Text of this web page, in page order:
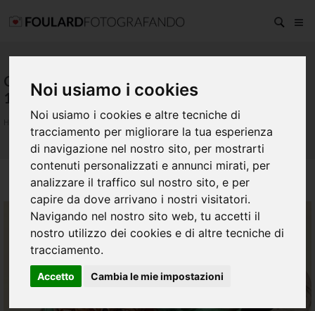
Noi usiamo i cookies
Noi usiamo i cookies e altre tecniche di
tracciamento per migliorare la tua esperienza
di navigazione nel nostro sito, per mostrarti
contenuti personalizzati e annunci mirati, per
analizzare il traffico sul nostro sito, e per
capire da dove arrivano i nostri visitatori.
Navigando nel nostro sito web, tu accetti il
nostro utilizzo dei cookies e di altre tecniche di
tracciamento.
Accetto Cambia le mie impostazioni
COLLEZIONE MODAL SETA
138X138 CM
HOME / COLLEZIONI / ESSAOUIRA